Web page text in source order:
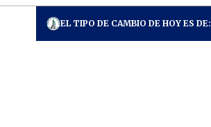
EL TIPO DE CAMBIO DE HOY ES DE: